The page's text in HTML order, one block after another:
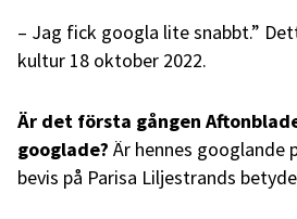
– Jag fick googla lite snabbt.”
kultur 18 oktober 2022.
Är det första gången
googlade? Är hennes googlande
bevis på Parisa Liljestrands